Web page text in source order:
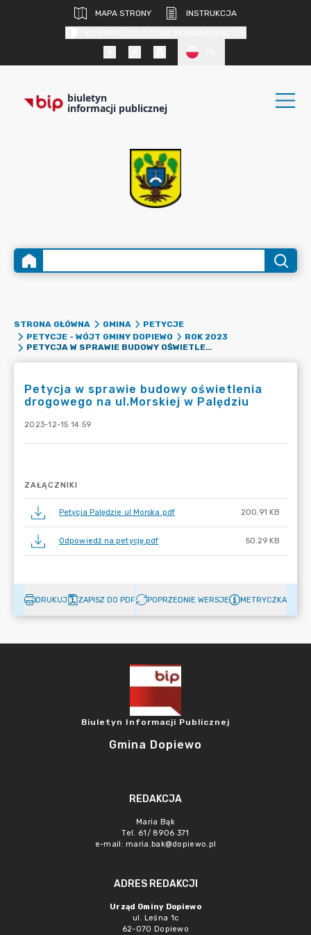
MAPA STRONY
INSTRUKCJA
biuletyn
informacji publicznej
STRONA GŁÓWNA GMINA
PETYCJE
PETYCJE - WÓJT GMINY DOPIEWO
ROK 2023
PETYCJA W SPRAWIE BUDOWY OŚWIETLENIA DROGOWEGO NA UL.MORSKIEJ W PALĘDZIU
Petycja w sprawie budowy oświetlenia
drogowego na ul.Morskiej w Palędziu
2023-12-15 14:59
ZAŁĄCZNIKI
Petycja Palędzie ul Morska.pdf 200.91 KB
Odpowiedź na petycję.pdf 50.29 KB
DRUKUJ ZAPISZ DO PDF POPRZEDNIE WERSJE METRYCZKA
Biuletyn Informacji Publicznej
Gmina Dopiewo
REDAKCJA
Maria Bąk
Tel. 61/ 8906 371
e-mail: maria.bak@dopiewo.pl
ADRES REDAKCJI
Urząd Gminy Dopiewo
ul. Leśna 1c
62-070 Dopiewo